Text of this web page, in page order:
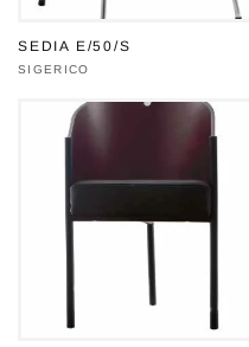
SEDIA E/50/S
Produttore:
SIGERICO